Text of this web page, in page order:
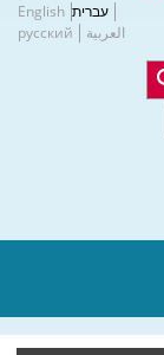
עברית English
русский
العربية